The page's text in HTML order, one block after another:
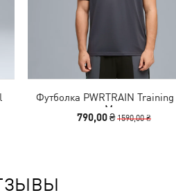
Футболка PWRTRAIN Training
Men
790,00 ₴1590,00 ₴